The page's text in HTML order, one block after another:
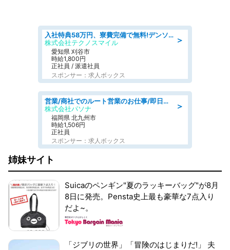
＞
入社特典58万円、寮費完備で無料!デンソーで働こう!自動車工場で小型部品の検査業務 denso aichi
株式会社テクノスマイル
愛知県 刈谷市
時給1,800円
正社員 / 派遣社員
スポンサー：求人ボックス
＞
営業/商社でのルート営業のお仕事/即日勤務可/車通勤可/営業
株式会社パソナ
福岡県 北九州市
時給1,506円
正社員
スポンサー：求人ボックス
姉妹サイト
Suicaのペンギン"夏のラッキーバッグ"が8月
8日に発売。Pensta史上最も豪華な7点入り
だよ~。
「ジブリの世界」「冒険のはじまりだ!」 夫